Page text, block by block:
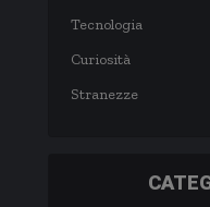
Tecnologia
Curiosità
Stranezze